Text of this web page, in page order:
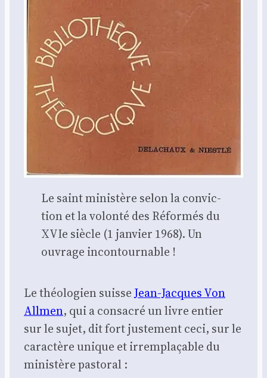
Le saint minis­tère selon la convic­
tion et la volon­té des Réfor­més du
XVIe siècle (1 jan­vier 1968). Un
ouvrage incon­tour­nable !
Le théo­lo­gien suisse Jean-Jacques Von
All­men, qui a consa­cré un livre entier
sur le sujet, dit fort jus­te­ment ceci, sur le
carac­tère unique et irrem­pla­çable du
minis­tère pas­to­ral :